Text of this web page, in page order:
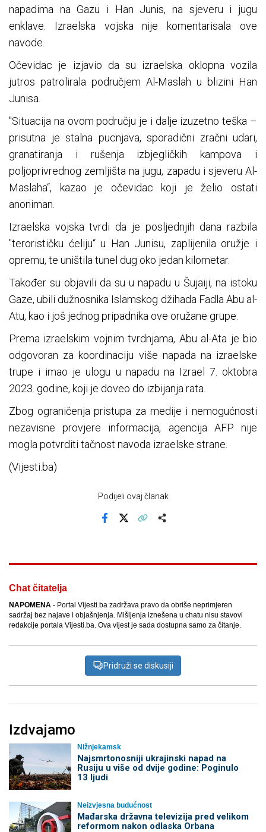
napadima na Gazu i Han Junis, na sjeveru i jugu
enklave. Izraelska vojska nije komentarisala ove
navode.
Očevidac je izjavio da su izraelska oklopna vozila
jutros patrolirala područjem Al-Maslah u blizini Han
Junisa.
"Situacija na ovom području je i dalje izuzetno teška –
prisutna je stalna pucnjava, sporadični zračni udari,
granatiranja i rušenja izbjegličkih kampova i
poljoprivrednog zemljišta na jugu, zapadu i sjeveru Al-
Maslaha“, kazao je očevidac koji je želio ostati
anoniman.
Izraelska vojska tvrdi da je posljednjih dana razbila
"terorističku ćeliju“ u Han Junisu, zaplijenila oružje i
opremu, te uništila tunel dug oko jedan kilometar.
Također su objavili da su u napadu u Šujaiji, na istoku
Gaze, ubili dužnosnika Islamskog džihada Fadla Abu al-
Atu, kao i još jednog pripadnika ove oružane grupe.
Prema izraelskim vojnim tvrdnjama, Abu al-Ata je bio
odgovoran za koordinaciju više napada na izraelske
trupe i imao je ulogu u napadu na Izrael 7. oktobra
2023. godine, koji je doveo do izbijanja rata.
Zbog ograničenja pristupa za medije i nemogućnosti
nezavisne provjere informacija, agencija AFP nije
mogla potvrditi tačnost navoda izraelske strane.
(Vijesti.ba)
Podijeli ovaj članak
Chat čitatelja
NAPOMENA - Portal Vijesti.ba zadržava pravo da obriše neprimjeren
sadržaj bez najave i objašnjenja. Mišljenja iznešena u chatu nisu stavovi
redakcije portala Vijesti.ba. Ova vijest je sada dostupna samo za čitanje.
Pridruži se diskusiji
Izdvajamo
Nižnjekamsk
Najsmrtonosniji ukrajinski napad na
Rusiju u više od dvije godine: Poginulo
13 ljudi
Neizvjesna budućnost
Mađarska državna televizija pred velikom
reformom nakon odlaska Orbana